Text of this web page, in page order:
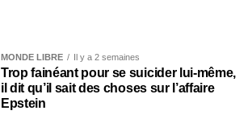
MONDE LIBRE Il y a 2 semaines
Trop fainéant pour se suicider lui-même,
il dit qu’il sait des choses sur l’affaire
Epstein